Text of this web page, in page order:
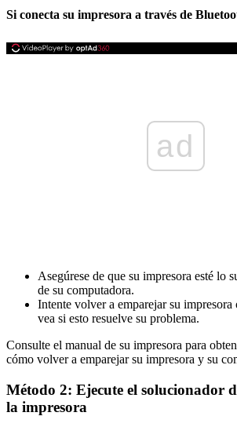
Si conecta su impresora a través de
ad
Asegúrese de que su impresora esté lo
de su computadora.
Intente volver a emparejar su
vea si esto resuelve su problema.
Consulte el manual de su impresora para
cómo volver a emparejar su impresora y su
Método 2: Ejecute el solucionador
la impresora